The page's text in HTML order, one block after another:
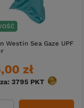
Westin Sea Gaze UPF
zł
3795 PKT punktów